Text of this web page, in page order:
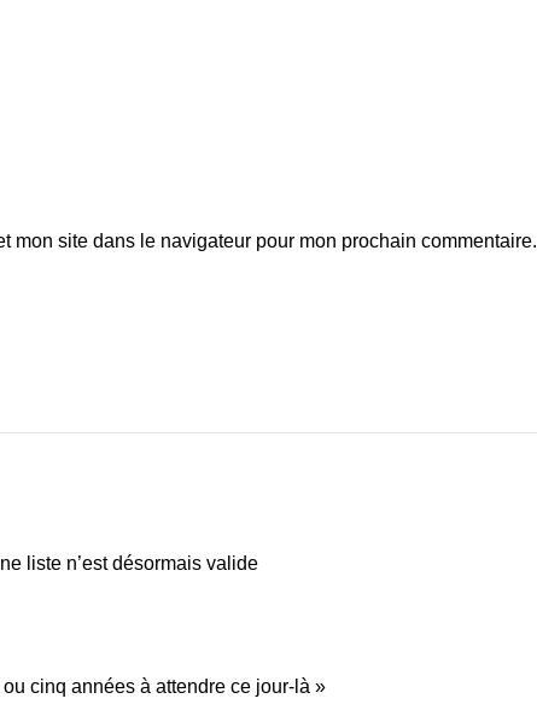
mon site dans le navigateur pour mon prochain commentaire.
liste n’est désormais valide
cinq années à attendre ce jour-là »